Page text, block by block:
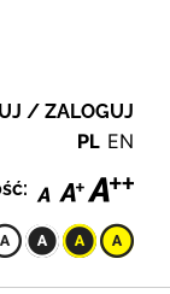
/ ZALOGUJ
PL EN